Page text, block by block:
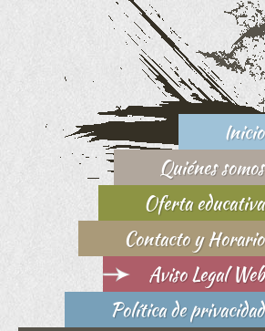
Inicio
Quiénes somos
Oferta educativa
Contacto y Horario
Aviso Legal Web
Política de privacidad